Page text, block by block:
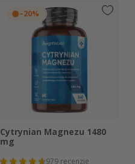
–20%
Cytrynian Magnezu 1480
mg
979 recenzje